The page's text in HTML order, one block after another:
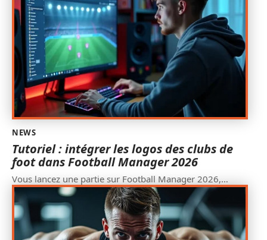
NEWS
Tutoriel : intégrer les logos des clubs de
foot dans Football Manager 2026
Vous lancez une partie sur Football Manager 2026,…